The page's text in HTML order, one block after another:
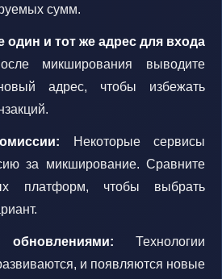
сумм.
один и тот же адрес для входа
микширования выводите
адрес, чтобы избежать
Некоторые сервисы
за микширование. Сравните
платформ, чтобы выбрать
Технологии
и появляются новые